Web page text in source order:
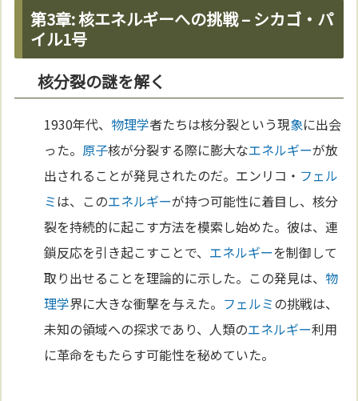
第3章: 核エネルギーへの挑戦 – シカゴ・パ
イル1号
核分裂の謎を解く
1930年代、 物理学者たちは核分裂という現象に出会
った。 原子核が分裂する際に膨大なエネルギーが放
出されることが発見されたのだ。エンリコ・ フェル
ミは、このエネルギーが持つ可能性に着目し、核分
裂を持続的に起こす方法を模索し始めた。彼は、連
鎖反応を引き起こすことで、 エネルギーを制御して
取り出せることを理論的に示した。この発見は、 物
理学界に大きな衝撃を与えた。 フェルミの挑戦は、
未知の領域への探求であり、人類のエネルギー利用
に革命をもたらす可能性を秘めていた。